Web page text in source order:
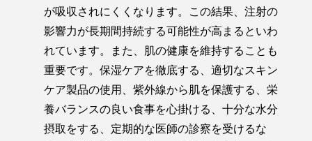
が吸収されにくくなります。この結果、注射の
影響力が長期間持続する可能性が高まるといわ
れています。また、肌の健康を維持することも
重要です。保湿ケアを徹底する、適切なスキン
ケア製品の使用、紫外線から肌を保護する、栄
養バランスの良い食事を心掛ける、十分な水分
摂取をする、定期的な医師の診察を受けるな